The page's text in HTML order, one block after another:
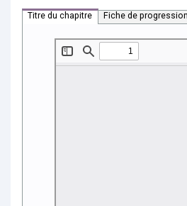
Titre du chapitre Fiche de progression